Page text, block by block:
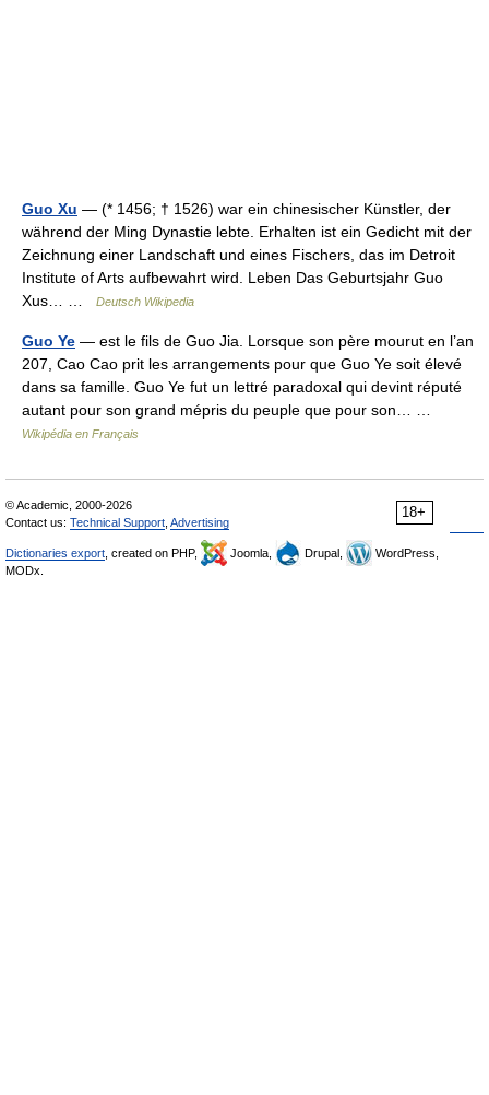
Guo Xu — (* 1456; † 1526) war ein chinesischer Künstler, der
während der Ming Dynastie lebte. Erhalten ist ein Gedicht mit der
Zeichnung einer Landschaft und eines Fischers, das im Detroit
Institute of Arts aufbewahrt wird. Leben Das Geburtsjahr Guo
Xus… …
Deutsch Wikipedia
Guo Ye — est le fils de Guo Jia. Lorsque son père mourut en l’an
207, Cao Cao prit les arrangements pour que Guo Ye soit élevé
dans sa famille. Guo Ye fut un lettré paradoxal qui devint réputé
autant pour son grand mépris du peuple que pour son… …
Wikipédia en Français
18+
© Academic, 2000-2026
Contact us: Technical Support Advertising
Dictionaries export , created on PHP, Joomla, Drupal,
WordPress,
MODx.